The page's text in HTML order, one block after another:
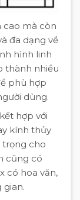
cao mà còn
đa dạng về
hình linh
thành nhiều
phù hợp
dùng.
hợp với
kính thủy
trọng cho
cũng có
có hoa văn,
gian.